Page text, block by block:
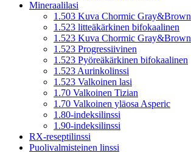
Mineraalilasi
1.503 Kuva Chormic Gray&Brown
1.523 litteäkärkinen bifokaalinen
1.523 Kuva Chormic Gray&Brown
1.523 Progressiivinen
1.523 Pyöreäkärkinen bifokaalinen
1.523 Aurinkolinssi
1.523 Valkoinen lasi
1.70 Valkoinen Tizian
1.70 Valkoinen yläosa Asperic
1.80-indeksilinssi
1.90-indeksilinssi
RX-reseptilinssi
Puolivalmisteinen linssi